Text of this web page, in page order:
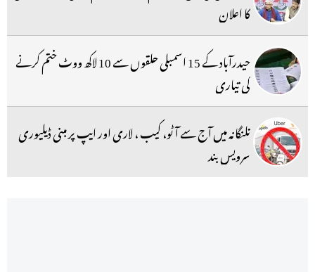
کا اعلان
حیدرآباد کے 15 اسمبلی حلقوں سے 10 لاکھ ووٹ ختم کرنے
کی تیاری
تلنگانہ میں آج سے آٹو، کیب ، لاری اور ایپ پر مبنی ڈیلیوری
سرویس بند